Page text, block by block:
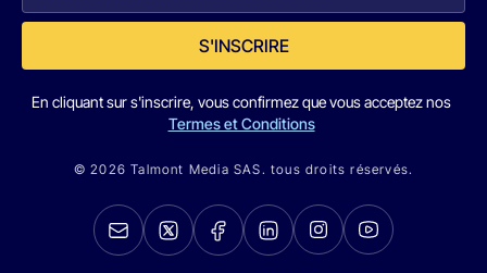
S'INSCRIRE
En cliquant sur s'inscrire, vous confirmez que vous acceptez nos
Termes et Conditions
© 2026 Talmont Media SAS. tous droits réservés.